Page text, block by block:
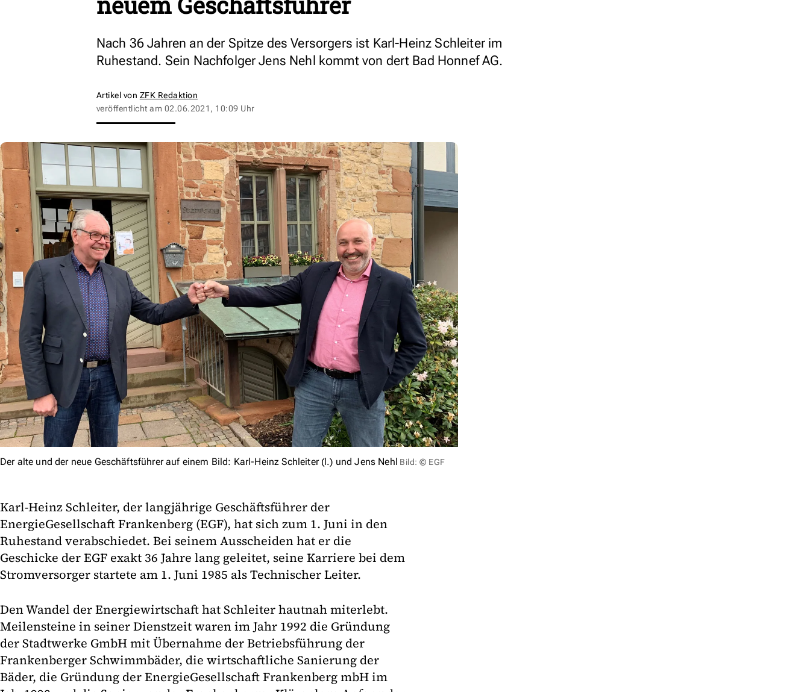
Nach 36 Jahren an der Spitze des Versorgers ist Karl-Heinz Schleiter im
Ruhestand. Sein Nachfolger Jens Nehl kommt von dert Bad Honnef AG.
Artikel von ZFK Redaktion
veröffentlicht am 02.06.2021, 10:09 Uhr
Der alte und der neue Geschäftsführer auf einem Bild: Karl-Heinz Schleiter (l.) und Jens Nehl Bild: © EGF
Karl-Heinz Schleiter, der langjährige Geschäftsführer der
EnergieGesellschaft Frankenberg (EGF), hat sich zum 1. Juni in den
Ruhestand verabschiedet. Bei seinem Ausscheiden hat er die
Geschicke der EGF exakt 36 Jahre lang geleitet, seine Karriere bei dem
Stromversorger startete am 1. Juni 1985 als Technischer Leiter.
Den Wandel der Energiewirtschaft hat Schleiter hautnah miterlebt.
Meilensteine in seiner Dienstzeit waren im Jahr 1992 die Gründung
der Stadtwerke GmbH mit Übernahme der Betriebsführung der
Frankenberger Schwimmbäder, die wirtschaftliche Sanierung der
Bäder, die Gründung der EnergieGesellschaft Frankenberg mbH im